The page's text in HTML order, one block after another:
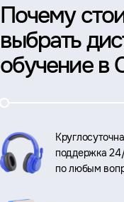
Почему
выбрать
обучение
поддержка
по любым